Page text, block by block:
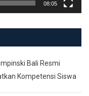
08:05
Bali Resmi
Kompetensi Siswa